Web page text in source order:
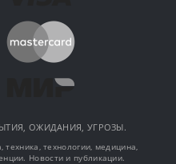
ОЖИДАНИЯ, УГРОЗЫ.
технологии, медицина,
Новости и публикации.